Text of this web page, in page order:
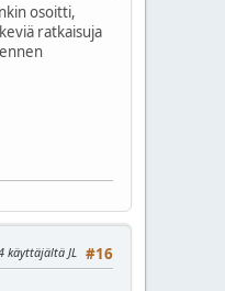
osoitti,
ratkaisuja
#16
käyttäjältä JL